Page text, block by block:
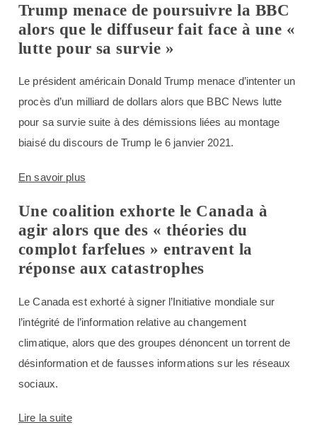
Trump menace de poursuivre la BBC
alors que le diffuseur fait face à une «
lutte pour sa survie »
Le président américain Donald Trump menace d’intenter un
procès d’un milliard de dollars alors que BBC News lutte
pour sa survie suite à des démissions liées au montage
biaisé du discours de Trump le 6 janvier 2021.
En savoir plus
Une coalition exhorte le Canada à
agir alors que des « théories du
complot farfelues » entravent la
réponse aux catastrophes
Le Canada est exhorté à signer l’Initiative mondiale sur
l’intégrité de l’information relative au changement
climatique, alors que des groupes dénoncent un torrent de
désinformation et de fausses informations sur les réseaux
sociaux.
Lire la suite